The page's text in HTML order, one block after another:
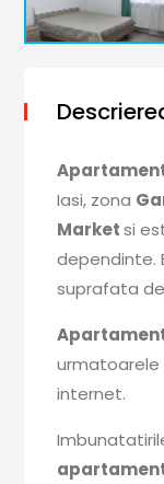
Iasi, zona
Marketsi
dependinte.
suprafata
urmatoarele
internet.